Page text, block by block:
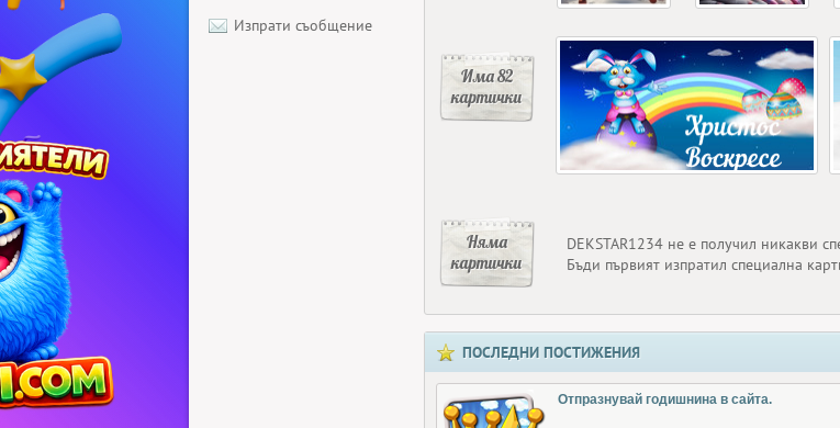
Изпрати съобщение
Има 82
картички
Няма
картички
DEKSTAR1234 не е получил никакви
Бъди първият изпратил специална
ПОСЛЕДНИ ПОСТИЖЕНИЯ
Отпразнувай годишнина в сайта.